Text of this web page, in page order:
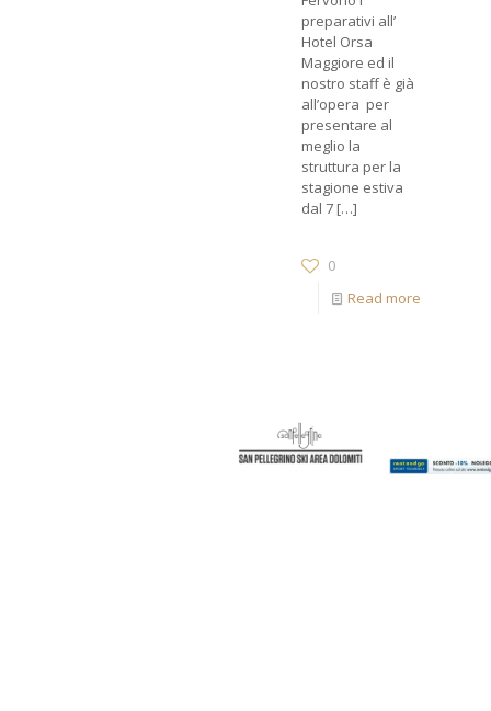
preparativi all’
Hotel Orsa
Maggiore ed il
nostro staff è già
all’opera per
presentare al
meglio la
struttura per la
stagione estiva
dal 7[…]
0
Read more